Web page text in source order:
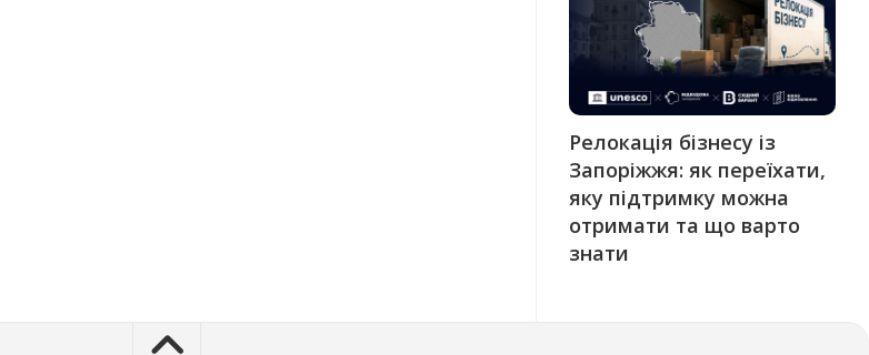
Релокація бізнесу із
Запоріжжя: як переїхати,
яку підтримку можна
отримати та що варто
знати